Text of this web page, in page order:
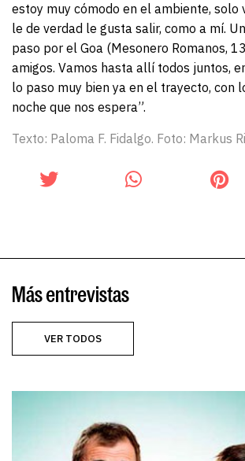
estoy muy cómodo en el ambiente, solo
le de verdad le gusta salir, como a mí.
paso por el Goa (Mesonero Romanos,
amigos. Vamos hasta allí todos juntos,
lo paso muy bien ya en el trayecto, con
noche que nos espera”.
Texto: Paloma F. Fidalgo. Foto: Markus
Más entrevistas
VER TODOS